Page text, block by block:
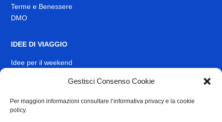
Gestisci Consenso Cookie
Per maggiori informazioni consultare l’informativa privacy e la cookie
policy.
Terme e Benessere
DMO
IDEE DI VIAGGIO
Idee per il weekend
INFO